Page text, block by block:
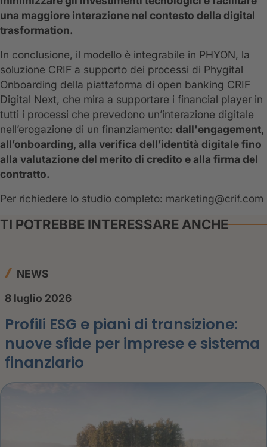
una maggiore interazione nel contesto della digital
trasformation.
In conclusione, il modello è integrabile in PHYON, la
soluzione CRIF a supporto dei processi di Phygital
Onboarding della piattaforma di open banking CRIF
Digital Next, che mira a supportare i financial player in
tutti i processi che prevedono un’interazione digitale
nell’erogazione di un finanziamento: dall'engagement,
all’onboarding, alla verifica dell’identità digitale fino
alla valutazione del merito di credito e alla firma del
contratto.
Per richiedere lo studio completo: marketing@crif.com
TI POTREBBE INTERESSARE ANCHE
NEWS
8 luglio 2026
Profili ESG e piani di transizione:
nuove sfide per imprese e sistema
finanziario